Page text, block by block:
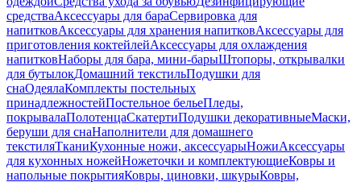
средстваАксессуары для бараСервировка для
напитковАксессуары для хранения напитковАксессуары для
приготовления коктейлейАксессуары для охлаждения
напитковНаборы для бара, мини-барыШтопоры, открывалки
для бутылокДомашний текстильПодушки для
снаОдеялаКомплекты постельных
принадлежностейПостельное бельеПледы,
покрывалаПолотенцаСкатертиПодушки декоративныеМаски,
беруши для снаНаполнители для домашнего
текстиляТканиКухонные ножи, аксессуарыНожиАксессуары
для кухонных ножейНожеточки и комплектующиеКовры и
напольные покрытияКовры, циновки, шкурыКовры,